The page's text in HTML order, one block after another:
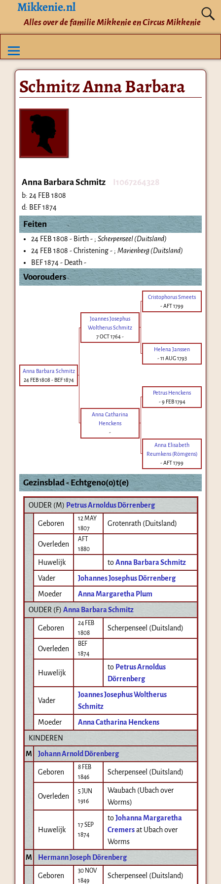
Mikkenie.nl
Alles over de familie Mikkenie en Circus Mikkenie
Schmitz Anna Barbara
Anna Barbara Schmitz I1067264328
b: 24 FEB 1808
d: BEF 1874
Feiten
24 FEB 1808 - Birth - ; Scherpenseel (Duitsland)
24 FEB 1808 - Christening - ; Marienberg (Duitsland)
BEF 1874 - Death -
Voorouders
Cristophorus Smeets
-AFT 1799
Joannes Josephus
Woltherus Schmitz
7 OCT 1764-
Helena Janssen
-11 AUG 1793
Anna Barbara Schmitz
24 FEB 1808 - BEF 1874
Petrus Henckens
-9 FEB 1794
Anna Catharina
Henckens
-
Anna Elisabeth
Reumkens (Römgens)
-AFT 1799
Gezinsblad - Echtgeno(o)t(e)
OUDER (M) Petrus Arnoldus Dörrenberg
Geboren
12 MAY
1807
Grotenrath (Duitsland)
Overleden
AFT
1880
Huwelijk toAnna Barbara Schmitz
Vader
Johannes Josephus Dörrenberg
Moeder
Anna Margaretha Plum
OUDER (F) Anna Barbara Schmitz
Geboren
24 FEB
1808
Scherpenseel (Duitsland)
Overleden
BEF
1874
Huwelijk
to Petrus Arnoldus
Dörrenberg
Vader
Joannes Josephus Woltherus
Schmitz
Moeder
Anna Catharina Henckens
KINDEREN
M
Johann Arnold Dörenberg
Geboren
8 FEB
1846
Scherpenseel (Duitsland)
Overleden
5 JUN
1916
Waubach (Ubach over
Worms)
Huwelijk
17 SEP
1874
toJohanna Margaretha
Cremers at Ubach over
Worms
M
Hermann Joseph Dörenberg
Geboren
30 NOV
1849
Scherpenseel (Duitsland)